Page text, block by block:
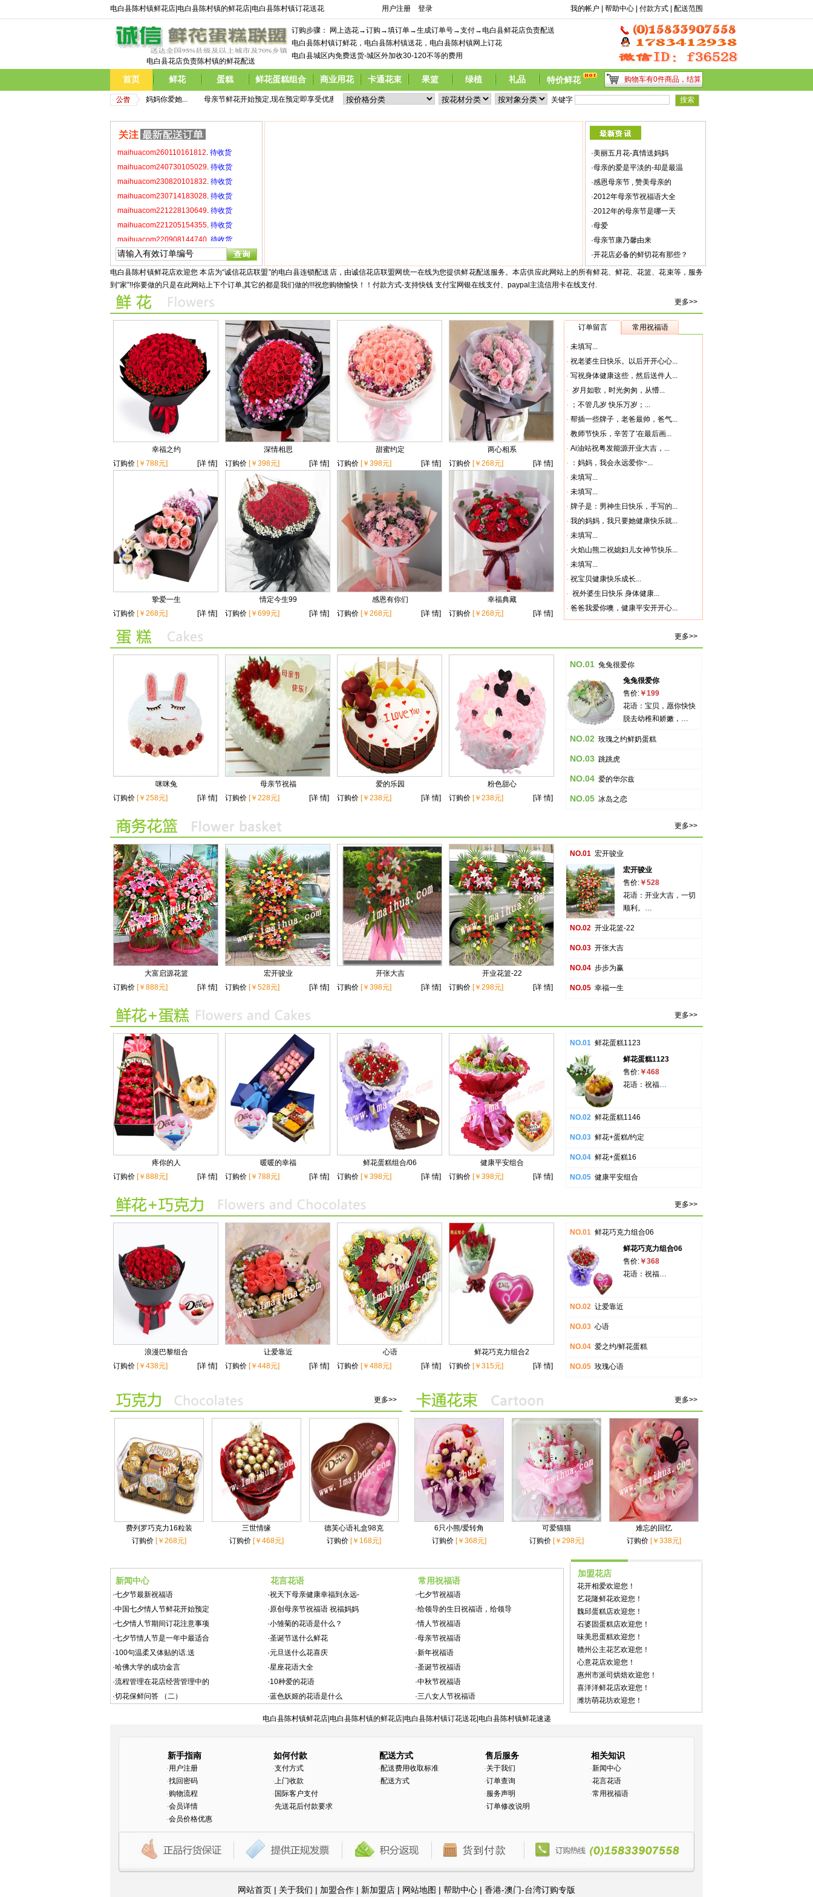
电白县陈村镇鲜花店|电白县陈村镇的鲜花店|电白县陈村镇订花送花 用户注册 登录 我的帐户 帮助中心 付款方式 配送范围
电白县花店负责陈村镇的鲜花配送
订购步骤： 网上选花→订购→填订单→生成订单号→支付→电白县鲜花店负责配送
电白县陈村镇订鲜花，电白县陈村镇送花，电白县陈村镇网上订花
电白县城区内免费送货-城区外加收30-120不等的费用
首页 鲜花 蛋糕 鲜花蛋糕组合 商业用花 卡通花束 果篮 绿植 礼品 特价鲜花 购物车有0件商品， 结算
定,现在预定即享受优惠价格,  告诉妈妈你爱她... 母亲节鲜花开始预定,现在预定即享受优惠价格,  告诉妈妈你爱她... 关键字
maihuacom221228130649. 待收货
maihuacom221205154355 .待收货
maihuacom220908144740.待收货
maihuacom220520214921 . 待收货
maihuacom220429171531.待收货
maihuacom220423215924
待收货
maihuacom260110161812
maihuacom240730105029.待收货
maihuacom230820101832. 待收货
maihuacom230714183028. 待收货
maihuacom221228130649. 待收货
maihuacom221205154355. 待收货
maihuacom220908144740. 待收货
maihuacom220520214921 待收货
maihuacom220429171531
待收货
maihuacom220423215924.待收货
·美丽五月花-真情送妈妈
·母亲的爱是平淡的-却是最温
·感恩母亲节 , 赞美母亲的
·2012年母亲节祝福语大全
·2012年的母亲节是哪一天
·母爱
·母亲节康乃馨由来
·开花店必备的鲜切花有那些？
电白县陈村镇鲜花店欢迎您 本店为“诚信花店联盟”的电白县连锁配送店，由诚信花店联盟网统一在线为您提供鲜花配送服务。本店供应此网站上的所有鲜花、鲜花、花篮、花束等，服务
到“家”!!你要做的只是在此网站上下个订单,其它的都是我们做的!!!祝您购物愉快！！付款方式-支持快钱 支付宝网银在线支付、paypal主流信用卡在线支付.
更多>>
幸福之约
订购价 [￥788元] [详 情]
深情相思
订购价 [￥398元] [详 情]
甜蜜约定
订购价 [￥398元] [详 情]
两心相系
订购价 [￥268元] [详 情]
挚爱一生
订购价 [￥268元] [详 情]
情定今生99
订购价 [￥699元] [详 情]
感恩有你们
订购价 [￥268元] [详 情]
幸福典藏
订购价 [￥268元] [详 情]
订单留言 常用祝福语
·未填写...
·祝老婆生日快乐。以后开开心心...
·写祝身体健康这些，然后送件人...
· 岁月如歌，时光匆匆，从懵...
·
；不管几岁 快乐万岁；...
·帮插一些牌子，老爸最帅，爸气...
·教师节快乐，辛苦了'在最后画...
·Ai油站祝粤发能源开业大吉，...
·
：妈妈，我会永远爱你~...
·未填写...
·未填写...
·牌子是：男神生日快乐，手写的...
·我的妈妈，我只要她健康快乐就...
·未填写...
· 火焰山熊二祝媳妇儿女神节快乐...
·未填写...
·祝宝贝健康快乐成长...
· 祝外婆生日快乐 身体健康...
·爸爸我爱你噢，健康平安开开心...
更多>>
咪咪兔
订购价 [￥258元] [详 情]
母亲节祝福
订购价 [￥228元] [详 情]
爱的乐园
订购价 [￥238元] [详 情]
粉色甜心
订购价 [￥238元] [详 情]
NO.01 兔兔很爱你
兔兔很爱你
售价:￥199
花语：宝贝，愿你快快
脱去幼稚和娇嫩，…
NO.02 玫瑰之约鲜奶蛋糕
NO.03 跳跳虎
NO.04 爱的华尔兹
NO.05 冰岛之恋
更多>>
大富启源花篮
订购价 [￥888元] [详 情]
宏开骏业
订购价 [￥528元] [详 情]
开张大吉
订购价 [￥398元] [详 情]
开业花篮-22
订购价 [￥298元] [详 情]
NO.01 宏开骏业
宏开骏业
售价:￥528
花语：开业大吉，一切
顺利。…
NO.02 开业花篮-22
NO.03 开张大吉
NO.04 步步为赢
NO.05 幸福一生
更多>>
疼你的人
订购价 [￥888元] [详 情]
暖暖的幸福
订购价 [￥788元] [详 情]
鲜花蛋糕组合/06
订购价 [￥398元] [详 情]
健康平安组合
订购价 [￥398元] [详 情]
NO.01 鲜花蛋糕1123
鲜花蛋糕1123
售价:￥468
花语：祝福…
NO.02 鲜花蛋糕1146
NO.03 鲜花+蛋糕/约定
NO.04 鲜花+蛋糕16
NO.05 健康平安组合
更多>>
浪漫巴黎组合
订购价 [￥438元] [详 情]
让爱靠近
订购价 [￥448元] [详 情]
心语
订购价 [￥488元] [详 情]
鲜花巧克力组合2
订购价 [￥315元] [详 情]
NO.01 鲜花巧克力组合06
鲜花巧克力组合06
售价:￥368
花语：祝福…
NO.02 让爱靠近
NO.03 心语
NO.04 爱之约/鲜花蛋糕
NO.05 玫瑰心语
更多>>
费列罗巧克力16粒装
订购价[￥268元]
三世情缘
订购价[￥468元]
德芙心语礼盒98克
订购价[￥168元]
更多>>
6只小熊/爱转角
订购价[￥368元]
可爱猫猫
订购价[￥298元]
难忘的回忆
订购价 [￥338元]
新闻中心
·七夕节最新祝福语
·中国七夕情人节鲜花开始预定
·七夕情人节期间订花注意事项
·七夕节情人节是一年中最适合
·100句温柔又体贴的话.送
·哈佛大学的成功金言
·流程管理在花店经营管理中的
·切花保鲜问答 （二）
花言花语
·祝天下母亲健康幸福到永远-
·原创母亲节祝福语 祝福妈妈
·小雏菊的花语是什么？
·圣诞节送什么鲜花
·元旦送什么花喜庆
·星座花语大全
·10种爱的花语
·蓝色妖姬的花语是什么
常用祝福语
·七夕节祝福语
·给领导的生日祝福语，给领导
·情人节祝福语
·母亲节祝福语
·新年祝福语
·圣诞节祝福语
·中秋节祝福语
·三八女人节祝福语
加盟花店
花开相爱欢迎您！
艺花隆鲜花欢迎您！
魏邱蛋糕店欢迎您！
石婆固蛋糕店欢迎您！
味美思蛋糕欢迎您！
赣州公主花艺欢迎您！
心意花店欢迎您！
惠州市派司烘焙欢迎您！
喜洋洋鲜花店欢迎您！
潍坊萌花坊欢迎您！
电白县陈村镇鲜花店|电白县陈村镇的鲜花店|电白县陈村镇订花送花|电白县陈村镇鲜花速递
新手指南
·用户注册
·找回密码
·购物流程
·会员详情
·会员价格优惠
如何付款
·支付方式
·上门收款
· 国际客户支付
·先送花后付款要求
配送方式
·配送费用收取标准
·配送方式
售后服务
·关于我们
·订单查询
·服务声明
·订单修改说明
相关知识
·新闻中心
·花言花语
·常用祝福语
网站首页 | 关于我们 | 加盟合作 | 新加盟店 | 网站地图 | 帮助中心 | 香港-澳门-台湾订购专版